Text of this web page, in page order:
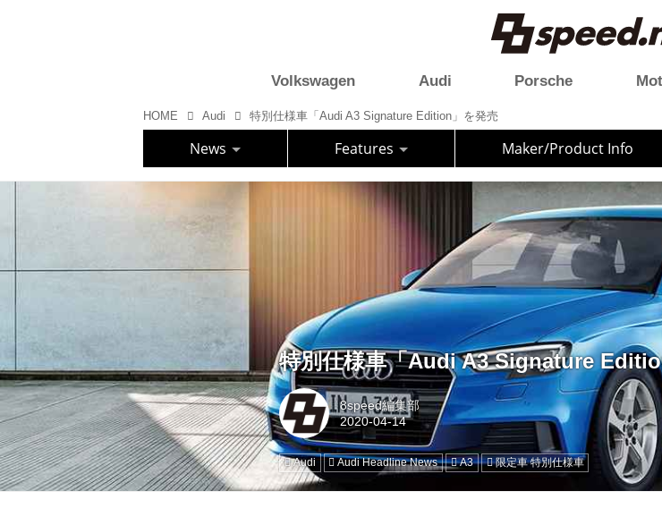
Volkswagen Audi Porsche
HOME Audi 特別仕様車「Audi A3 Signature Edition」を発売
News Features Maker/Product Info
特別仕様車「Audi A3 Signature
8speed編集部
Audi Audi Headline News A3 限定車 特別仕様車